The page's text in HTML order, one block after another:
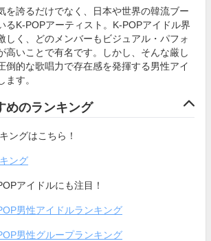
を誇るだけでなく、日本や世界の韓流ブー
るK-POPアーティスト。K-POPアイドル界
しく、どのメンバーもビジュアル・パフォ
高いことで有名です。しかし、そんな厳し
倒的な歌唱力で存在感を発揮する男性アイ
ます。
めのランキング
ングはこちら！
ング
アイドルにも注目！
男性アイドルランキング
男性グループランキング